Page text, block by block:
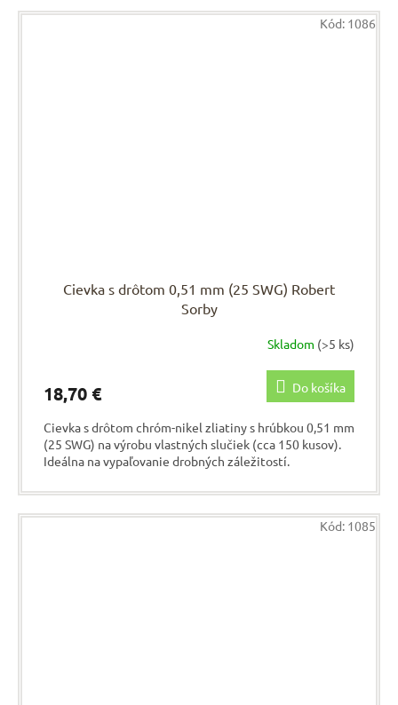
Cievka s drôtom 0,51 mm (25 SWG) Robert
Sorby
Skladom (>5 ks)
18,70 € Do košíka
Cievka s drôtom chróm-nikel zliatiny s hrúbkou 0,51 mm
(25 SWG) na výrobu vlastných slučiek (cca 150 kusov).
Ideálna na vypaľovanie drobných záležitostí.
Kód: 1086
Kód: 1085